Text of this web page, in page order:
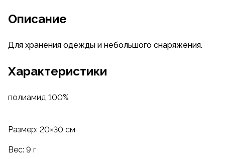
Описание
Для хранения одежды и небольшого снаряжения.
Характеристики
полиамид 100%
Размер: 20×30 см
Вес: 9 г